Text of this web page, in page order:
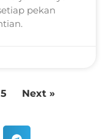
pekan
5 Next »